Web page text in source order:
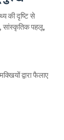
की दृष्टि से
सांस्कृतिक पहलू,
द्वारा फैलाए